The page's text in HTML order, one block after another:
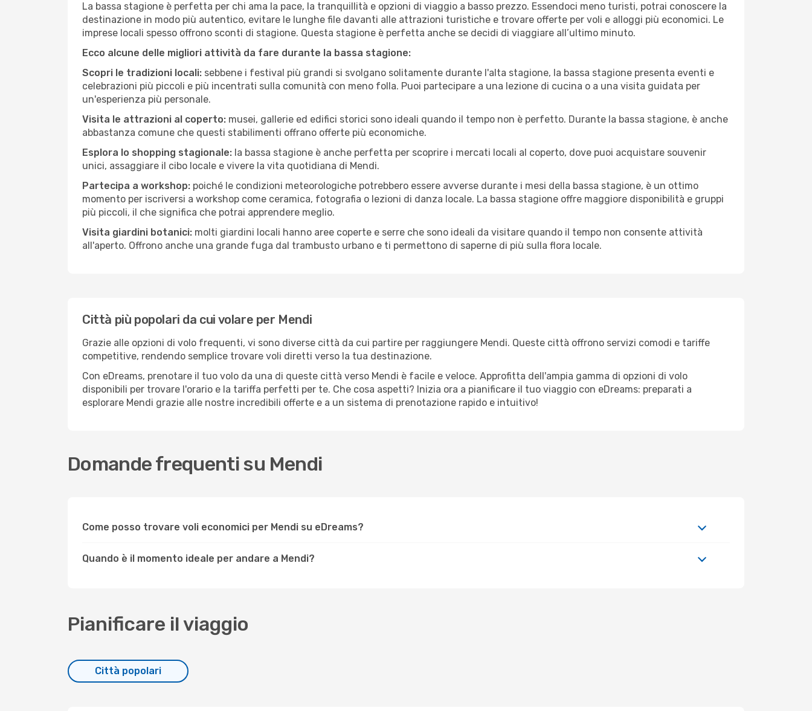
La bassa stagione è perfetta per chi ama la pace, la tranquillità e opzioni di viaggio a basso prezzo. Essendoci meno turisti, potrai conoscere la
destinazione in modo più autentico, evitare le lunghe file davanti alle attrazioni turistiche e trovare offerte per voli e alloggi più economici. Le
imprese locali spesso offrono sconti di stagione. Questa stagione è perfetta anche se decidi di viaggiare all’ultimo minuto.
Ecco alcune delle migliori attività da fare durante la bassa stagione:
Scopri le tradizioni locali: sebbene i festival più grandi si svolgano solitamente durante l'alta stagione, la bassa stagione presenta eventi e
celebrazioni più piccoli e più incentrati sulla comunità con meno folla. Puoi partecipare a una lezione di cucina o a una visita guidata per
un'esperienza più personale.
Visita le attrazioni al coperto: musei, gallerie ed edifici storici sono ideali quando il tempo non è perfetto. Durante la bassa stagione, è anche
abbastanza comune che questi stabilimenti offrano offerte più economiche.
Esplora lo shopping stagionale: la bassa stagione è anche perfetta per scoprire i mercati locali al coperto, dove puoi acquistare souvenir
unici, assaggiare il cibo locale e vivere la vita quotidiana di Mendi.
Partecipa a workshop: poiché le condizioni meteorologiche potrebbero essere avverse durante i mesi della bassa stagione, è un ottimo
momento per iscriversi a workshop come ceramica, fotografia o lezioni di danza locale. La bassa stagione offre maggiore disponibilità e gruppi
più piccoli, il che significa che potrai apprendere meglio.
Visita giardini botanici: molti giardini locali hanno aree coperte e serre che sono ideali da visitare quando il tempo non consente attività
all'aperto. Offrono anche una grande fuga dal trambusto urbano e ti permettono di saperne di più sulla flora locale.
Città più popolari da cui volare per Mendi
Grazie alle opzioni di volo frequenti, vi sono diverse città da cui partire per raggiungere Mendi. Queste città offrono servizi comodi e tariffe
competitive, rendendo semplice trovare voli diretti verso la tua destinazione.
Con eDreams, prenotare il tuo volo da una di queste città verso Mendi è facile e veloce. Approfitta dell'ampia gamma di opzioni di volo
disponibili per trovare l'orario e la tariffa perfetti per te. Che cosa aspetti? Inizia ora a pianificare il tuo viaggio con eDreams: preparati a
esplorare Mendi grazie alle nostre incredibili offerte e a un sistema di prenotazione rapido e intuitivo!
Domande frequenti su Mendi
Come posso trovare voli economici per Mendi su eDreams?
Quando è il momento ideale per andare a Mendi?
Pianificare il viaggio
Città popolari